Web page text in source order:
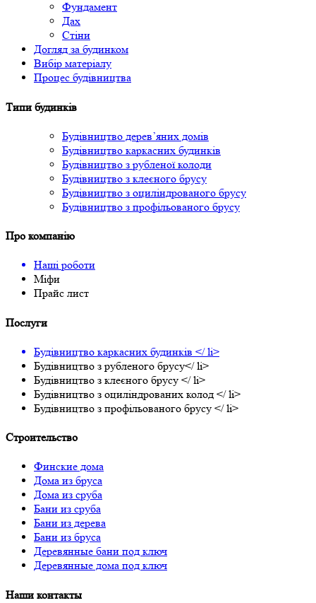
Фундамент
Дах
Стіни
Догляд за будинком
Вибір матеріалу
Процес будівництва
Типи будинків
Будівництво дерев’яних домів
Будівництво каркасних будинків
Будівництво з рубленої колоди
Будівництво з клеєного брусу
Будівництво з оциліндрованого брусу
Будівництво з профільованого брусу
Про компанію
Наші роботи
Міфи
Прайс лист
Послуги
Будівництво каркасних будинків </ li>
Будівництво з рубленого брусу</ li>
Будівництво з клеєного брусу </ li>
Будівництво з оциліндрованих колод </ li>
Будівництво з профільованого брусу </ li>
Строительство
Финские дома
Дома из бруса
Дома из сруба
Бани из сруба
Бани из дерева
Бани из бруса
Деревянные бани под ключ
Деревянные дома под ключ
Наши контакты